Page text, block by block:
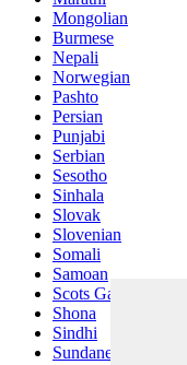
Mongolian
Burmese
Nepali
Norwegian
Pashto
Persian
Punjabi
Serbian
Sesotho
Sinhala
Slovak
Slovenian
Somali
Samoan
Scots Gaelic
Shona
Sindhi
Sundanese